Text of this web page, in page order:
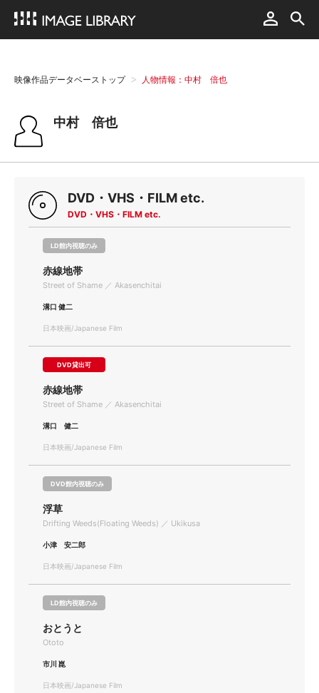
映像作品データベーストップ 人物情報：中村 倍也
中村 倍也
DVD・VHS・FILM etc.
DVD・VHS・FILM etc.
LD館内視聴のみ
赤線地帯
Street of Shame ／ Akasenchitai
溝口 健二
日本映画/Japanese Film
DVD貸出可
赤線地帯
Street of Shame ／ Akasenchitai
溝口 健二
日本映画/Japanese Film
DVD館内視聴のみ
浮草
Drifting Weeds(Floating Weeds) ／ Ukikusa
小津 安二郎
日本映画/Japanese Film
LD館内視聴のみ
おとうと
Ototo
市川 崑
日本映画/Japanese Film